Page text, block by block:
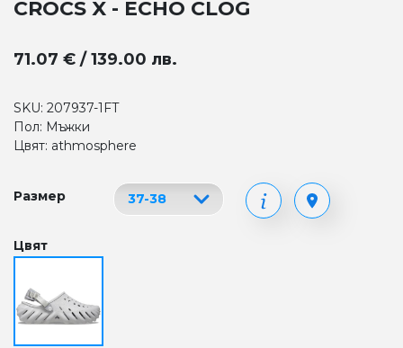
CROCS X - ECHO CLOG
71.07 € / 139.00 лв.
SKU: 207937-1FT
Пол: Мъжки
Цвят: athmosphere
Размер
Цвят